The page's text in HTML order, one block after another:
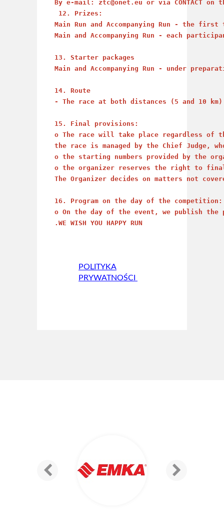
By e-mail: ztc@onet.eu or via CONTACT on
12. Prizes:
Main Run and Accompanying Run - the
Main and Accompanying Run - each
13. Starter packages
Main and Accompanying Run - under
14. Route
- The race at both distances (5 and 10
15. Final provisions:
o The race will take place regardless of
the race is managed by the Chief Judge,
o the starting numbers provided by the
o the organizer reserves the right to
The Organizer decides on matters not
16. Program on the day of the
o On the day of the event, we publish
.WE WISH YOU HAPPY RUN
POLITYKA
PRYWATNOŚCI